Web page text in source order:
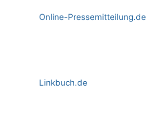
Online-Pressemitteilung.de
Linkbuch.de